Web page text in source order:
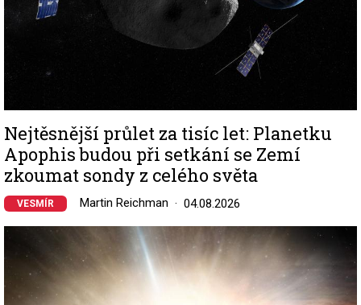
Nejtěsnější průlet za tisíc let: Planetku
Apophis budou při setkání se Zemí
zkoumat sondy z celého světa
VESMÍR Martin Reichman 04.08.2026
Image